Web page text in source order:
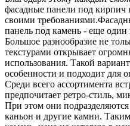
фасадные панели под кирпич
своими
панель под камень - еще
Большое разнообразие не
текстурами открывает
использования. Такой
особенности и подходит для
Среди всего ассортимента
предпочитает ретро-стиль,
При этом они
каньон и другие камни.